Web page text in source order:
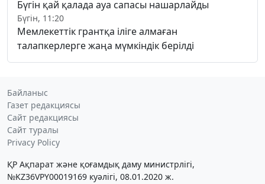
Бүгін қай қалада ауа сапасы нашарлайды
Бүгін, 11:20
Мемлекеттік грантқа іліге алмаған
талапкерлерге жаңа мүмкіндік берілді
Байланыс
Газет редакциясы
Сайт редакциясы
Сайт туралы
Privacy Policy
ҚР Ақпарат және қоғамдық даму министрлігі,
№KZ36VPY00019169 куәлігі, 08.01.2020 ж.